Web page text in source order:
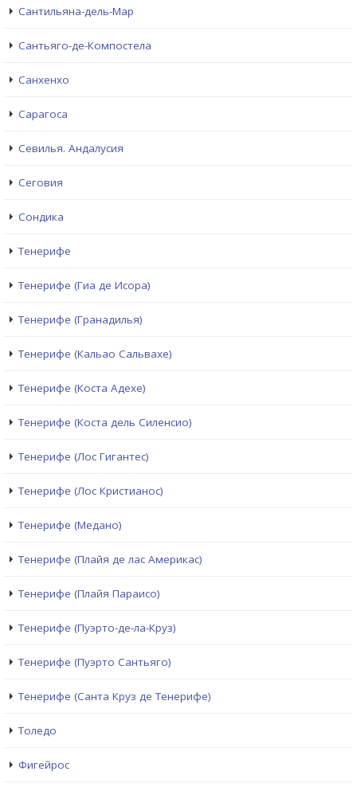
Сантильяна-дель-Мар
Сантьяго-де-Компостела
Санхенхо
Сарагоса
Севилья. Андалусия
Сеговия
Сондика
Тенерифе
Тенерифе (Гиа де Исора)
Тенерифе (Гранадилья)
Тенерифе (Кальао Сальвахе)
Тенерифе (Коста Адехе)
Тенерифе (Коста дель Силенсио)
Тенерифе (Лос Гигантес)
Тенерифе (Лос Кристианос)
Тенерифе (Медано)
Тенерифе (Плайя де лас Америкас)
Тенерифе (Плайя Параисо)
Тенерифе (Пуэрто-де-ла-Круз)
Тенерифе (Пуэрто Сантьяго)
Тенерифе (Санта Круз де Тенерифе)
Толедо
Фигейрос